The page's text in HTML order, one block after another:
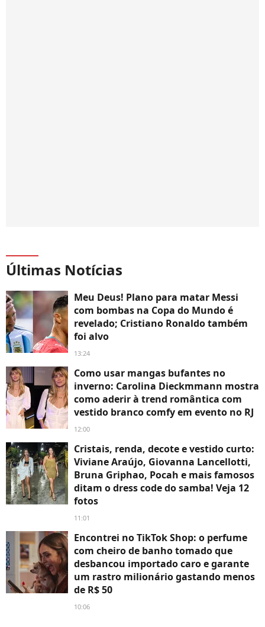
Últimas Notícias
Meu Deus! Plano para matar Messi
com bombas na Copa do Mundo é
revelado; Cristiano Ronaldo também
foi alvo
13:24
Como usar mangas bufantes no
inverno: Carolina Dieckmmann mostra
como aderir à trend romântica com
vestido branco comfy em evento no RJ
12:00
Cristais, renda, decote e vestido curto:
Viviane Araújo, Giovanna Lancellotti,
Bruna Griphao, Pocah e mais famosos
ditam o dress code do samba! Veja 12
fotos
11:01
Encontrei no TikTok Shop: o perfume
com cheiro de banho tomado que
desbancou importado caro e garante
um rastro milionário gastando menos
de R$ 50
10:06